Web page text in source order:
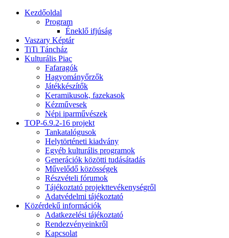
Kezdőoldal
Program
Éneklő ifjúság
Vaszary Képtár
TiTi Táncház
Kulturális Piac
Fafaragók
Hagyományőrzők
Játékkészítők
Keramikusok, fazekasok
Kézművesek
Népi iparművészek
TOP-6.9.2-16 projekt
Tankatalógusok
Helytörténeti kiadvány
Egyéb kulturális programok
Generációk közötti tudásátadás
Művelődő közösségek
Részvételi fórumok
Tájékoztató projekttevékenységről
Adatvédelmi tájékoztató
Közérdekű információk
Adatkezelési tájékoztató
Rendezvényeinkről
Kapcsolat